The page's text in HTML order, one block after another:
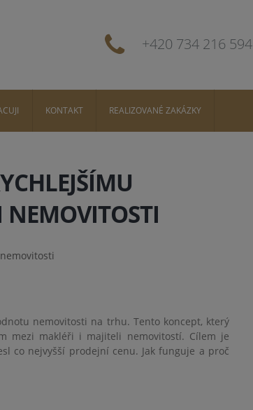
+420 734 216 594
KONTAKT REALIZOVANÉ ZAKÁZKY
NEMOVITOSTI
nemovitosti na trhu. Tento koncept, který
mezi makléři i majiteli nemovitostí. Cílem je
co nejvyšší prodejní cenu. Jak funguje a proč